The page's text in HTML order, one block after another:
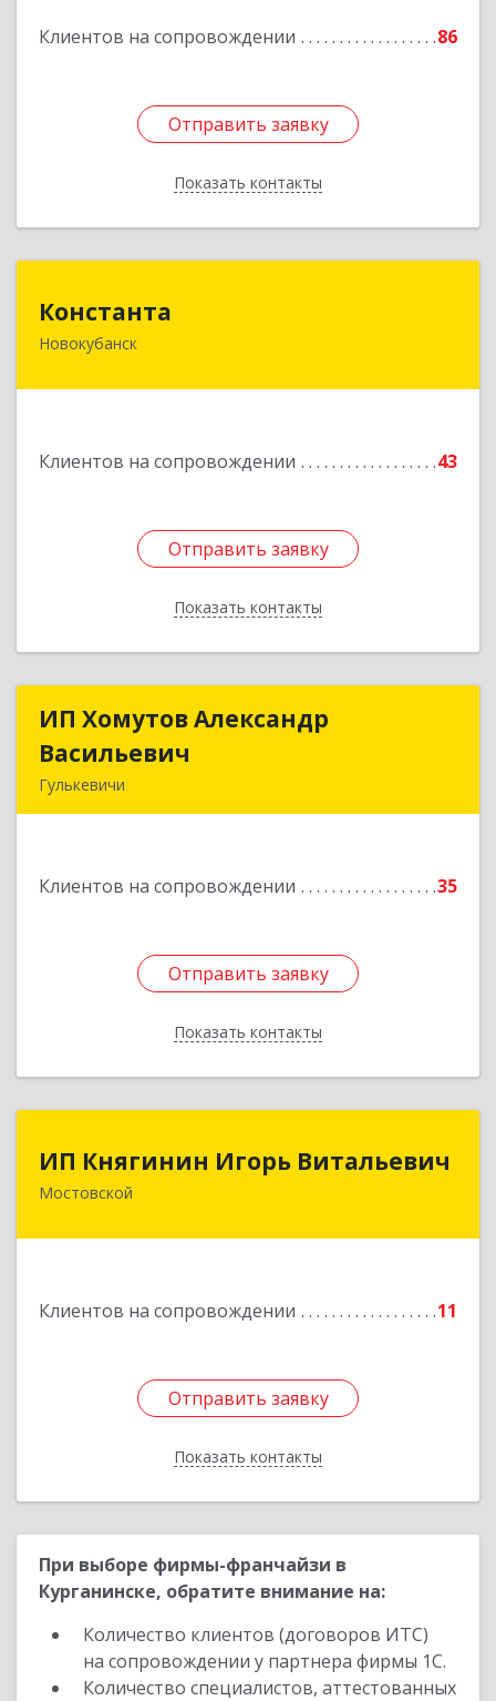
Клиентов на сопровождении 86
Отправить заявку
Показать контакты
Подробнее
Отправить заявку
Назад
Константа
Новокубанск
Клиентов на сопровождении 43
Отправить заявку
Показать контакты
352240, Краснодарский край, Новокубанск г,
Отправить заявку
Назад
ИП Хомутов Александр
Васильевич
Гулькевичи
Клиентов на сопровождении 35
Отправить заявку
Показать контакты
ИП Хомутов Александр
Подробнее
Отправить заявку
Назад
ИП Княгинин Игорь Витальевич
Мостовской
Клиентов на сопровождении 11
Отправить заявку
Показать контакты
352570, Краснодарский край, Мостовский р-н,
Отправить заявку
Назад
При выборе фирмы-франчайзи в
Курганинске, обратите внимание на:
Количество клиентов (договоров ИТС)
на сопровождении у партнера фирмы 1С.
Количество специалистов, аттестованных